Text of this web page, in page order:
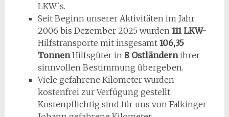
LKW`s.
Seit Beginn unserer Aktivitäten im Jahr
2006 bis Dezember 2025 wurden 111 LKW-
Hilfstransporte mit insgesamt 106,35
TonnenHilfsgüter in 8 Ostländernihrer
sinnvollen Bestimmung übergeben.
Viele gefahrene Kilometer wurden
kostenfrei zur Verfügung gestellt.
Kostenpflichtig sind für uns von Falkinger